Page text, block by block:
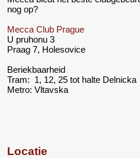
nog op?
Mecca Club Prague
U pruhonu 3
Praag 7, Holesovice
Beriekbaarheid
Tram: 1, 12, 25 tot halte Delnicka
Metro: Vltavska
Locatie